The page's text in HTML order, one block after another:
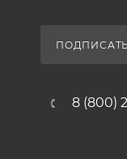
8 (800)